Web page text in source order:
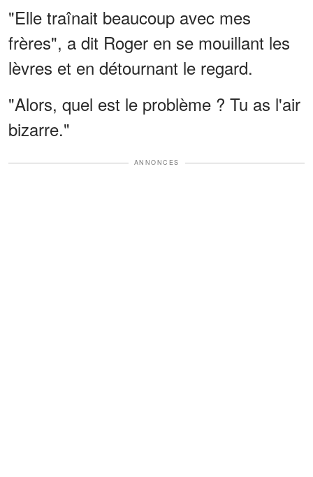
"Elle traînait beaucoup avec mes
frères", a dit Roger en se mouillant les
lèvres et en détournant le regard.
"Alors, quel est le problème ? Tu as l'air
bizarre."
ANNONCES